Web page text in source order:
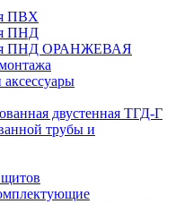
ПВХ
ПНД
ПНД ОРАНЖЕВАЯ
двустенная ТГД-Г
трубы и